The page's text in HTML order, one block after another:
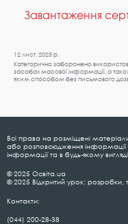
Завантаження
12 лист. 2025 р.
Категорично заборонено
засобах масової інформації, а
яким способом без письмового
Всі права на розміщені
або розповсюдження інформації
інформації та в будь-якому
© 2025 Освіта.ua
© 2025 Відкритий урок: розробки,
Контакти:
(044) 200-28-38